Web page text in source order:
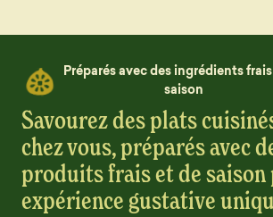
Préparés avec des ingrédients
saison
Savourez des plats
chez vous, préparés avec
produits frais et de saison
expérience gustative